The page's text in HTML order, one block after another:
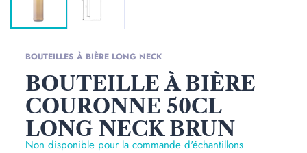
BOUTEILLES À BIÈRE LONG NECK
BOUTEILLE À BIÈRE
COURONNE 50CL
LONG NECK BRUN
Non disponible pour la commande d'échantillons